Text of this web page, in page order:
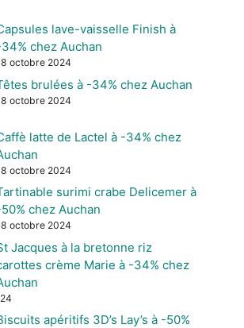
lave-vaisselle Finish à
chez Auchan
octobre 2024
brulées à -34% chez Auchan
octobre 2024
latte de Lactel à -34% chez
octobre 2024
surimi crabe Delicemer à
chez Auchan
octobre 2024
Jacques à la bretonne riz
crème Marie à -34% chez
apéritifs 3D’s Lay’s à -50%